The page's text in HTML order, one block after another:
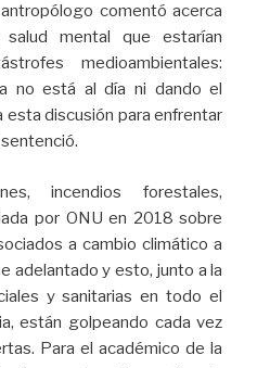
comentó acerca
mental que estarían
medioambientales:
no está al día ni dando el
esta discusión para enfrentar
incendios forestales,
por ONU en 2018 sobre
a cambio climático a
adelantado y esto, junto a la
y sanitarias en todo el
están golpeando cada vez
Para el académico de la